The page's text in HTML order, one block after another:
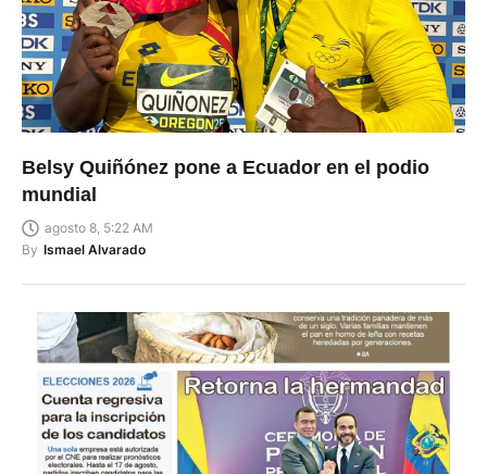
Belsy Quiñónez pone a Ecuador en el podio
mundial
agosto 8, 5:22 AM
By Ismael Alvarado